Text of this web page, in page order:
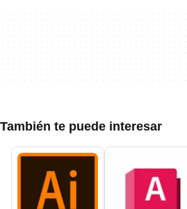
También te puede interesar